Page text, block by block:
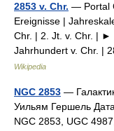
2853 v. Chr. — Portal
Ereignisse |
Chr. | 2. Jt. v. Chr. | ►
Jahrhundert v. Chr. |
Wikipedia
NGC 2853 —
Уильям Гершель
NGC 2853, UGC